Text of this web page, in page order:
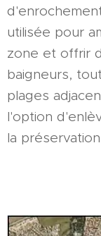
utilisée pour
zone et offrir
baigneurs,
plages
l'option
la